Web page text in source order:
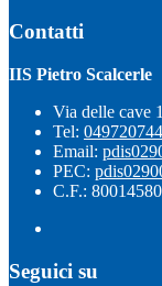
Contatti
IIS Pietro Scalcerle
Via delle cave
Tel: 049720744
Email:
PEC:
C.F.:
Seguici su